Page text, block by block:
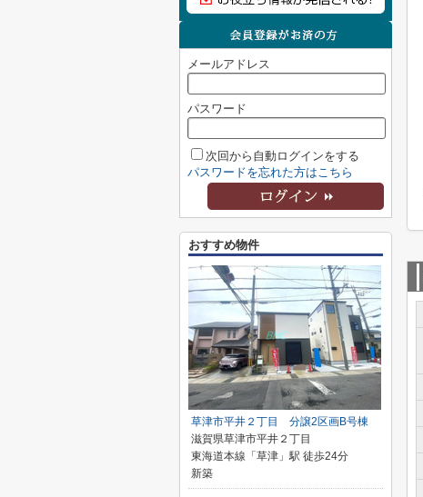
メールアドレス
パスワード
次回から自動ログインをする
パスワードを忘れた方はこちら
おすすめ物件
草津市平井２丁目 分譲2区画B号棟
滋賀県草津市平井２丁目
東海道本線「草津」駅 徒歩24分
新築